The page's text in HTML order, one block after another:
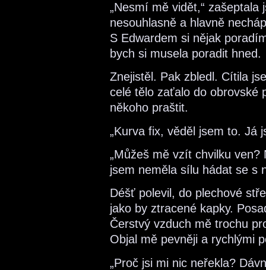
„Nesmí mě vidět,“
nesouhlasně a hlavně
S Edwardem si nějak
bych si musela poradit hned.
Znejistěl. Pak zbledl. Cítila
celé tělo zaťalo do obrovské
někoho praštit.
„Kurva fix, věděl jsem to. Já
„Můžeš mě vzít chvilku ven?
jsem neměla sílu hádat se s
Déšť polevil, do plechové
jako by ztracené kapky.
Čerstvý vzduch mě trochu
Objal mě pevněji a rychlými
„Proč jsi mi nic neřekla?